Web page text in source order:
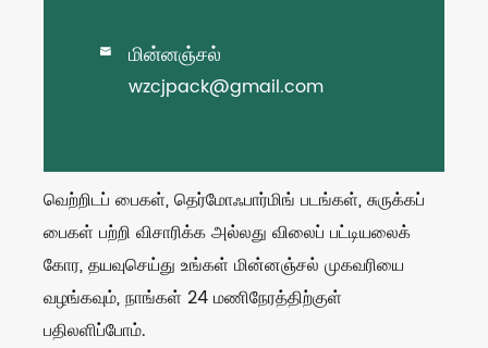
 மின்னஞ்சல்
wzcjpack@gmail.com
வெற்றிடப் பைகள், தெர்மோஃபார்மிங் படங்கள், சுருக்கப்
பைகள் பற்றி விசாரிக்க அல்லது விலைப் பட்டியலைக்
கோர, தயவுசெய்து உங்கள் மின்னஞ்சல் முகவரியை
வழங்கவும், நாங்கள் 24 மணிநேரத்திற்குள்
பதிலளிப்போம்.